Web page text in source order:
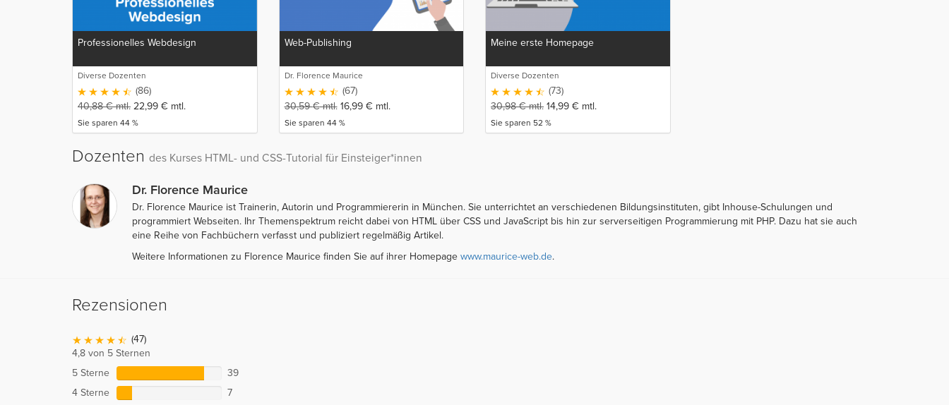
Professionelles Webdesign
Diverse Dozenten
(86)
40,88€mtl. 22,99 € mtl.
Sie sparen 44 %
Web-Publishing
Dr. Florence Maurice
(67)
30,59€mtl. 16,99 € mtl.
Sie sparen 44 %
Meine erste Homepage
Diverse Dozenten
(73)
30,98€mtl. 14,99 € mtl.
Sie sparen 52 %
Dozenten des Kurses HTML- und CSS-Tutorial für Einsteiger*innen
Dr. Florence Maurice
Dr. Florence Maurice ist Trainerin, Autorin und Programmiererin in München. Sie unterrichtet an verschiedenen Bildungsinstituten, gibt Inhouse-Schulungen und
programmiert Webseiten. Ihr Themenspektrum reicht dabei von HTML über CSS und JavaScript bis hin zur serverseitigen Programmierung mit PHP. Dazu hat sie auch
eine Reihe von Fachbüchern verfasst und publiziert regelmäßig Artikel.
Weitere Informationen zu Florence Maurice finden Sie auf ihrer Homepage www.maurice-web.de.
Rezensionen
(47)
4,8 von 5 Sternen
5 Sterne
39
4 Sterne
7